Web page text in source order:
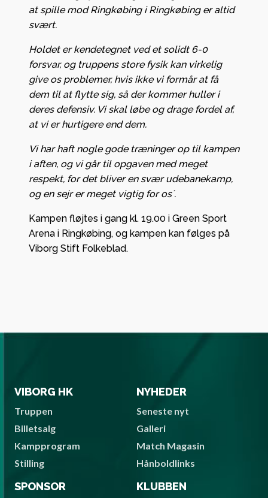
at spille mod Ringkøbing i Ringkøbing er altid
svært.
Holdet er kendetegnet ved et solidt 6-0
forsvar, og truppens store fysik kan virkelig
give os problemer, hvis ikke vi formår at få
dem til at flytte sig, så der kommer huller i
deres defensiv. Vi skal løbe og drage fordel af,
at vi er hurtigere end dem.
Vi har haft nogle gode træninger op til kampen
i aften, og vi går til opgaven med meget
respekt, for det bliver en svær udebanekamp,
og en sejr er meget vigtig for os´.
Kampen fløjtes i gang kl. 19.00 i Green Sport
Arena i Ringkøbing, og kampen kan følges på
Viborg Stift Folkeblad.
VIBORG HK
Truppen
Billetsalg
Kampprogram
Stilling
NYHEDER
Seneste nyt
Galleri
Match Magasin
Hånboldlinks
SPONSOR KLUBBEN